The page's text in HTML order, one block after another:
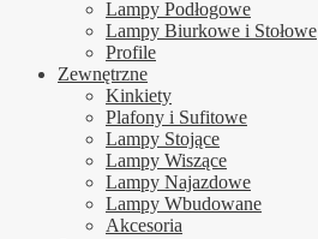
Lampy Podłogowe
Lampy Biurkowe i Stołowe
Profile
Zewnętrzne
Kinkiety
Plafony i Sufitowe
Lampy Stojące
Lampy Wiszące
Lampy Najazdowe
Lampy Wbudowane
Akcesoria